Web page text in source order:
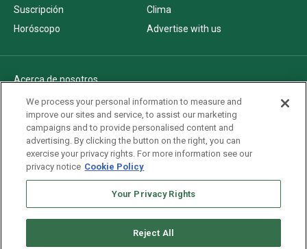
Suscripción
Clima
Horóscopo
Advertise with us
Acerca de nosotros
Politica de privacidad
Pautas Editoriales
AdChoices
Advertise with us
Newsletters
We process your personal information to measure and
improve our sites and service, to assist our marketing
campaigns and to provide personalised content and
advertising. By clicking the button on the right, you can
exercise your privacy rights. For more information see our
privacy notice Cookie Policy
Your Privacy Rights
Reject All